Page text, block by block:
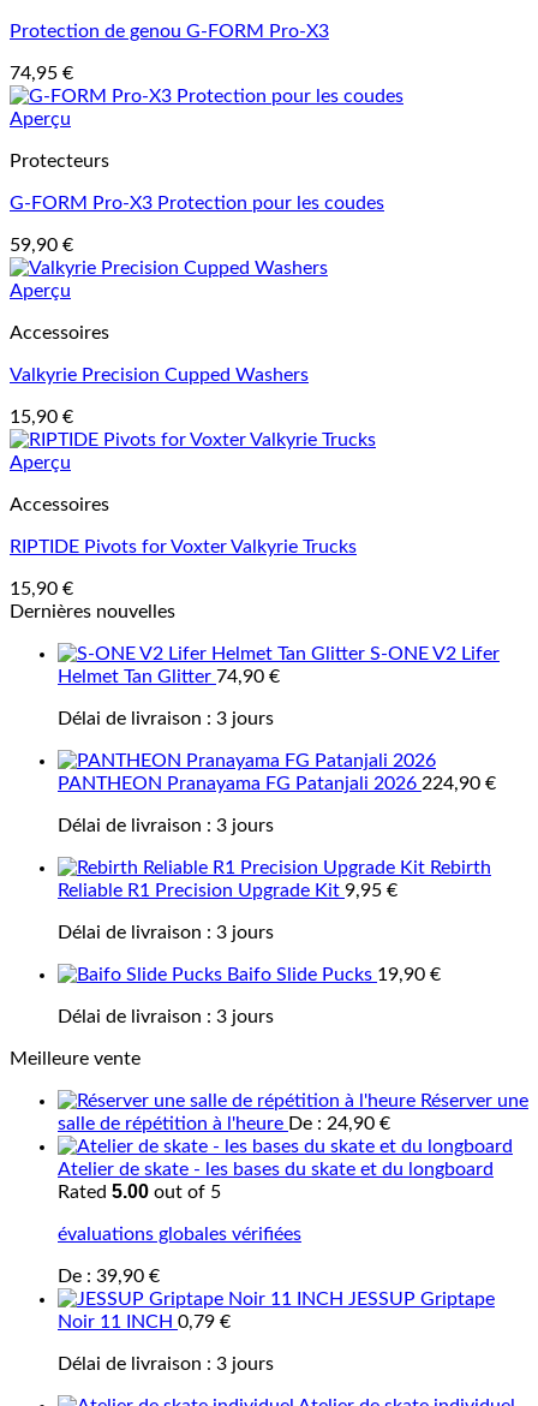
Protection de genou G-FORM Pro-X3
74,95 €
Aperçu
Protecteurs
G-FORM Pro-X3 Protection pour les coudes
59,90 €
Aperçu
Accessoires
Valkyrie Precision Cupped Washers
15,90 €
Aperçu
Accessoires
RIPTIDE Pivots for Voxter Valkyrie Trucks
15,90 €
Dernières nouvelles
S-ONE V2 Lifer
Helmet Tan Glitter 74,90 €
Délai de livraison : 3 jours
PANTHEON Pranayama FG Patanjali 2026 224,90 €
Délai de livraison : 3 jours
Rebirth
Reliable R1 Precision Upgrade Kit 9,95 €
Délai de livraison : 3 jours
Baifo Slide Pucks 19,90 €
Délai de livraison : 3 jours
Meilleure vente
Réserver une
salle de répétition à l'heure De : 24,90 €
Atelier de skate - les bases du skate et du longboard
Rated 5.00 out of 5
évaluations globales vérifiées
De : 39,90 €
JESSUP Griptape
Noir 11 INCH 0,79 €
Délai de livraison : 3 jours